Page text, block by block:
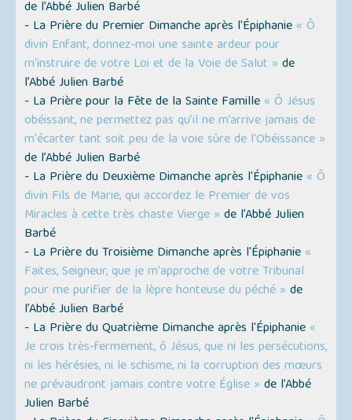
de l’Abbé Julien Barbé
- La Prière du Premier Dimanche après l'Épiphanie « Ô
divin Enfant, donnez-moi une sainte ardeur pour
m'instruire de votre Loi et de la Voie de Salut » de
l’Abbé Julien Barbé
- La Prière pour la Fête de la Sainte Famille « Ô Jésus
obéissant, ne permettez pas qu’il ne m’arrive jamais de
m'écarter tant soit peu de la voie sûre de l'Obéissance »
de l’Abbé Julien Barbé
- La Prière du Deuxième Dimanche après l'Épiphanie « Ô
divin Fils de Marie, qui accordez le Premier de vos
Miracles à cette très chaste Vierge » de l’Abbé Julien
Barbé
- La Prière du Troisième Dimanche après l'Épiphanie «
Faites, Seigneur, que je m'approche de votre Tribunal
pour me purifier de la lèpre honteuse du péché » de
l’Abbé Julien Barbé
- La Prière du Quatrième Dimanche après l'Épiphanie «
Je crois très-fermement, ô Jésus, que ni les persécutions,
ni les hérésies, ni le schisme, ni la corruption des mœurs
ne prévaudront jamais contre votre Église » de l’Abbé
Julien Barbé